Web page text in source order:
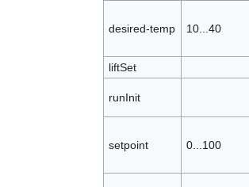
desired-temp 10...40
liftSet
runInit
setpoint 0...100